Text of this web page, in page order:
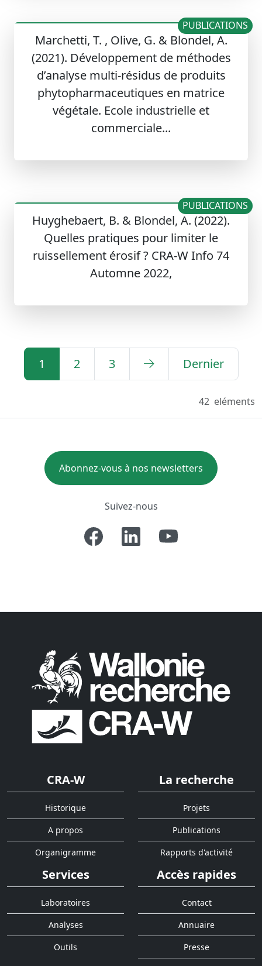
Marchetti, T. , Olive, G. & Blondel, A.
(2021). Développement de méthodes
d’analyse multi-résidus de produits
phytopharmaceutiques en matrice
végétale. Ecole industrielle et
commerciale...
PUBLICATIONS
Huyghebaert, B. & Blondel, A. (2022).
Quelles pratiques pour limiter le
ruissellement érosif ? CRA-W Info 74
Automne 2022,
PUBLICATIONS
1 2 3 Dernier
42 eléments
Abonnez-vous à nos newsletters
Suivez-nous
CRA-W
Historique
A propos
Organigramme
La recherche
Projets
Publications
Rapports d'activité
Services
Laboratoires
Analyses
Outils
Accès rapides
Contact
Annuaire
Presse